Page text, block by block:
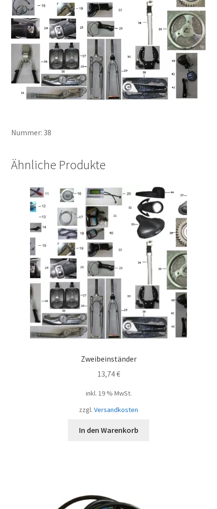
Nummer: 38
Ähnliche Produkte
Zweibeinständer
13,74€
inkl. 19 % MwSt.
zzgl. Versandkosten
In den Warenkorb